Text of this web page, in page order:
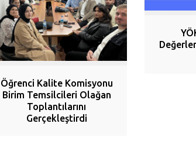
Öğrenci Kalite Komisyonu
Birim Temsilcileri Olağan
Toplantılarını
Gerçekleştirdi